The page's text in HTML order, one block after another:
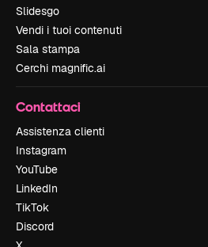
Slidesgo
Vendi i tuoi contenuti
Sala stampa
Cerchi magnific.ai
Contattaci
Assistenza clienti
Instagram
YouTube
LinkedIn
TikTok
Discord